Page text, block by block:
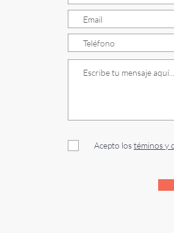
Acepto lostéminos y